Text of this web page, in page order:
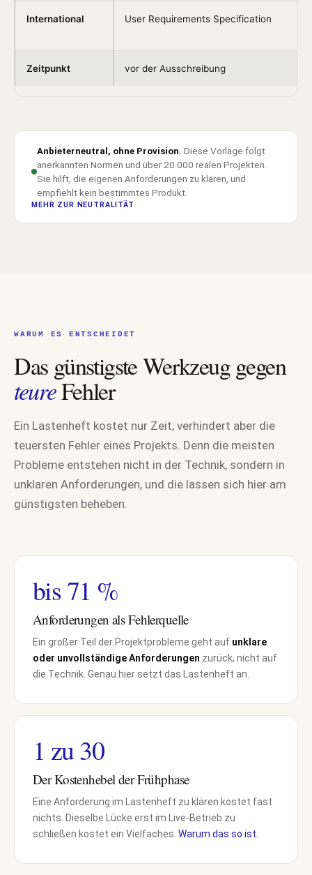
International User Requirements Specification
Zeitpunkt vor der Ausschreibung
Anbieterneutral, ohne Provision. Diese Vorlage folgt
anerkannten Normen und über 20.000 realen Projekten.
Sie hilft, die eigenen Anforderungen zu klären, und
empfiehlt kein bestimmtes Produkt.
MEHR ZUR NEUTRALITÄT
WARUM ES ENTSCHEIDET
Das günstigste Werkzeug gegen
teureFehler
Ein Lastenheft kostet nur Zeit, verhindert aber die
teuersten Fehler eines Projekts. Denn die meisten
Probleme entstehen nicht in der Technik, sondern in
unklaren Anforderungen, und die lassen sich hier am
günstigsten beheben.
bis 71 %
Anforderungen als Fehlerquelle
Ein großer Teil der Projektprobleme geht auf unklare
oder unvollständige Anforderungen zurück, nicht auf
die Technik. Genau hier setzt das Lastenheft an.
1 zu 30
Der Kostenhebel der Frühphase
Eine Anforderung im Lastenheft zu klären kostet fast
nichts. Dieselbe Lücke erst im Live-Betrieb zu
schließen kostet ein Vielfaches. Warum das so ist.